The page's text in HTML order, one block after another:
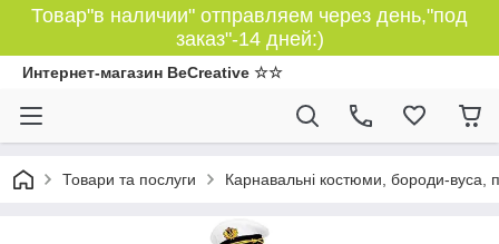
Товар"в наличии" отправляем через день,"под
заказ"-14 дней:)
Интернет-магазин BeCreative ☆☆
Товари та послуги Карнавальні костюми, бороди-вуса,